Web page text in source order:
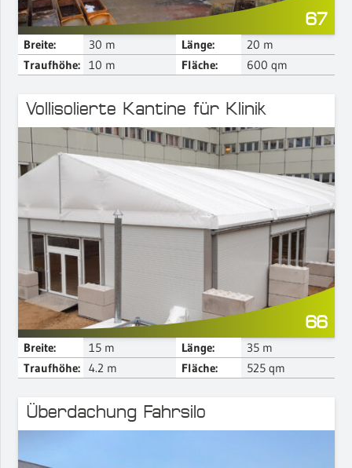
67
Breite: 30 m Länge: 20 m
Traufhöhe:
10 m Fläche: 600 qm
Vollisolierte Kantine für Klinik
Mehr Details
66
Breite: 15m Länge: 35 m
Traufhöhe:
4.2 m Fläche: 525 qm
Überdachung Fahrsilo